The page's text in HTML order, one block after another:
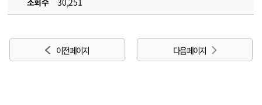
이전 페이지 다음 페이지